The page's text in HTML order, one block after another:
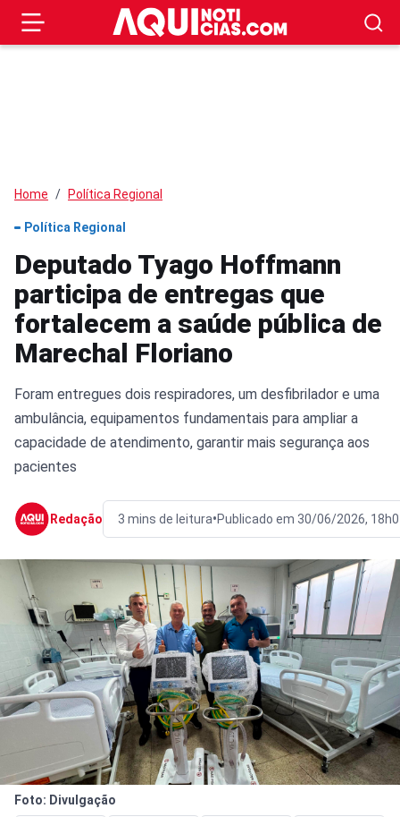
Home Política Regional
Política Regional
Deputado Tyago Hoffmann
participa de entregas que
fortalecem a saúde pública de
Marechal Floriano
Foram entregues dois respiradores, um desfibrilador e uma
ambulância, equipamentos fundamentais para ampliar a
capacidade de atendimento, garantir mais segurança aos
pacientes
Redação 3 mins de leitura•Publicado em 30/06/2026,
Foto: Divulgação